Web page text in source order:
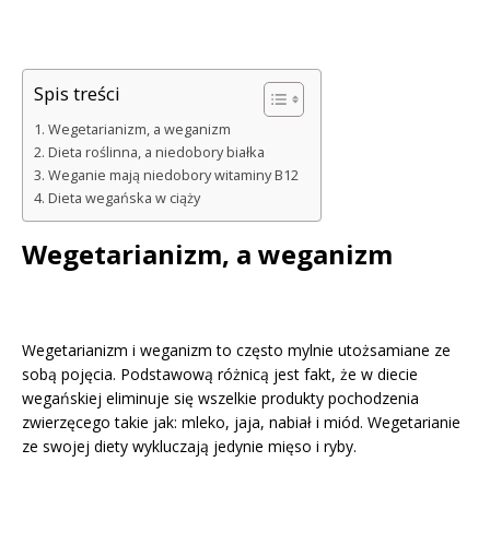
Spis treści
Wegetarianizm, a weganizm
Dieta roślinna, a niedobory białka
Weganie mają niedobory witaminy B12
Dieta wegańska w ciąży
Wegetarianizm, a weganizm
Wegetarianizm i weganizm to często mylnie utożsamiane ze
sobą pojęcia. Podstawową różnicą jest fakt, że w diecie
wegańskiej eliminuje się wszelkie produkty pochodzenia
zwierzęcego takie jak: mleko, jaja, nabiał i miód. Wegetarianie
ze swojej diety wykluczają jedynie mięso i ryby.